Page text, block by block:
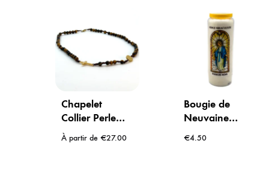
Chapelet
Collier Perle
Oeil de Tigre –
Médaille la
À partir de €27.00
Bougie de
Neuvaine
Vierge
Miraculeuse
€4.50